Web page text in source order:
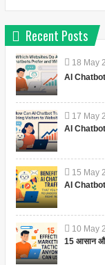
Recent Posts
18 May
AI
17 May
AI
15 May
AI
10 May
15 आसान और